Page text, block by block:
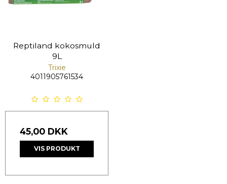
Reptiland kokosmuld
9L
Trixie
4011905761534
45,00 DKK
VIS PRODUKT